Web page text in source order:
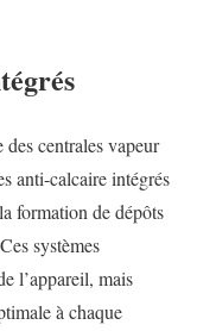
des centrales vapeur
anti-calcaire intégrés
formation de dépôts
systèmes
l’appareil, mais
à chaque